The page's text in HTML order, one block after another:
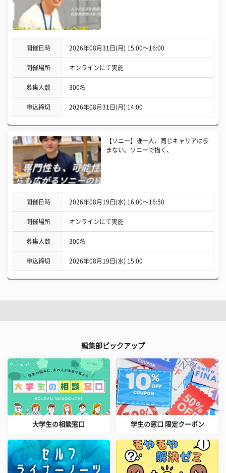
開催日時 2026年08月31日(月) 15:00〜16:00
開催場所 オンラインにて実施
募集人数 300名
申込締切 2026年08月31日(月) 14:00
【ソニー】誰一人、同じキャリアは歩
まない。ソニーで描く、
開催日時 2026年08月19日(水) 16:00〜16:50
開催場所 オンラインにて実施
募集人数 300名
申込締切 2026年08月19日(水) 15:00
編集部ピックアップ
大学生の相談窓口 学生の窓口 限定クーポン